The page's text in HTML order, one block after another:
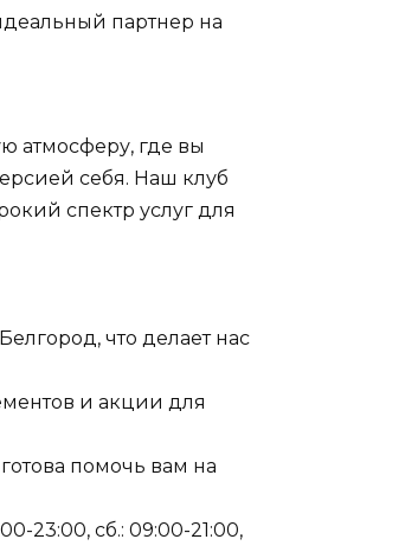
партнер на
атмосферу, где вы
себя. Наш клуб
спектр услуг для
что делает нас
и акции для
помочь вам на
23:00, сб.: 09:00-21:00,